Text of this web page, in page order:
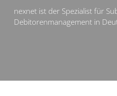
nexnet ist der Spezialist für
Debitorenmanagement in